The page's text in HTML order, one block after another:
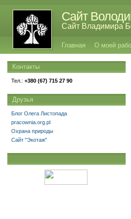
Сайт
Сайт Владимира
Главная О моей
Контакты
Тел.: +380 (67) 715 27 90
Друзья
Блог Олега Листопада
pracownia.org.pl
Охрана природы
Сайт "Экотаж"